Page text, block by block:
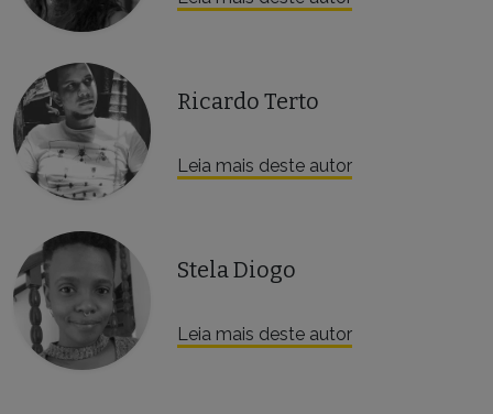
Ricardo Terto
Leia mais deste autor
Stela Diogo
Leia mais deste autor